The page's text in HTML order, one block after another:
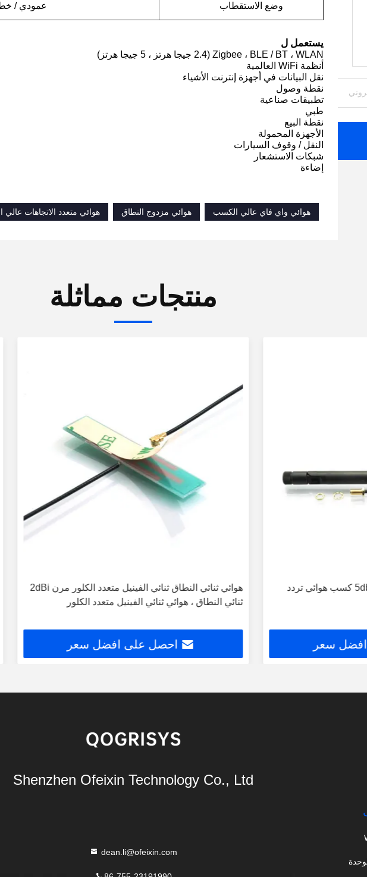
وضع الاستقطاب عمودي /
يستعمل ل
Zigbee ، BLE / BT ، WLAN (2.4 جيجا هرتز ، 5 جيجا هرتز)
أنظمة WiFi العالمية
نقل البيانات في أجهزة إنترنت الأشياء
نقطة وصول
تطبيقات صناعية
طبي
نقطة البيع
الأجهزة المحمولة
النقل / وقوف السيارات
شبكات الاستشعار
إضاءة
هوائي واي فاي عالي الكسب هوائي مزدوج النطاق هوائي متعدد الاتجاهات
منتجات مماثلة
5 جيجا هرتز واي فاي المطاط 5dbi كسب هوائي تردد
سعر
هوائي ثنائي النطاق ثنائي الفينيل متعدد الكلور مرن 2dBi
ثنائي النطاق ، هوائي ثنائي الفينيل متعدد الكلور
احصل على افضل سعر
Shenzhen Ofeixin Technology Co., Ltd
dean.li@ofeixin.com